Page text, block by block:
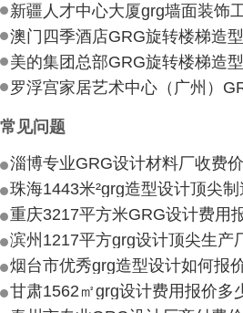
新疆人才中心大厦grg墙面装饰
澳门四季酒店GRG旋转楼梯造
美的集团总部GRG旋转楼梯造
常见问题
烟台市优秀grg造型设计如何报
甘肃1562㎡grg设计费用报价多